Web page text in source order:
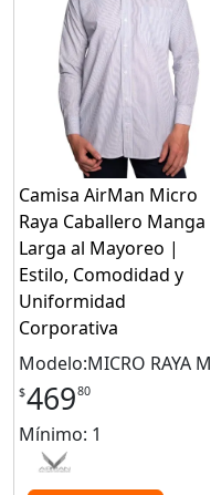
Camisa AirMan Micro
Raya Caballero Manga
Larga al Mayoreo |
Estilo, Comodidad y
Uniformidad
Corporativa
Modelo:MICRO RAYA M
$46980
Mínimo: 1